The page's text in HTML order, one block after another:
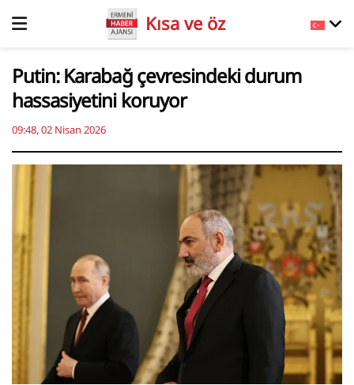
Kısa ve öz
Putin: Karabağ çevresindeki durum
hassasiyetini koruyor
09:48, 02 Nisan 2026